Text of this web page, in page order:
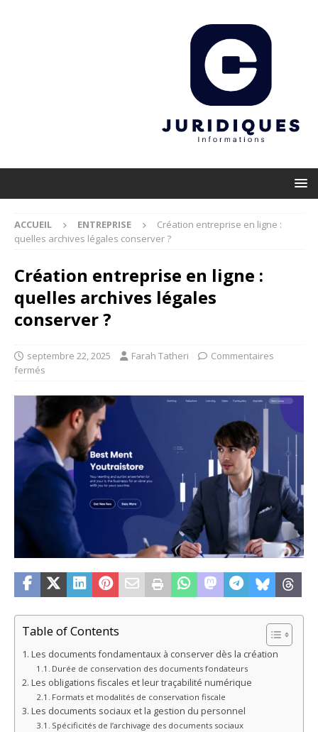
ACCUEIL ENTREPRISE
Création entreprise en ligne :
quelles archives légales conserver ?
Création entreprise en ligne :
quelles archives légales
conserver ?
septembre 22, 2025 Farah Tatheri
Commentaires
fermés
Table of Contents
Les documents fondamentaux à conserver dès la création
Durée de conservation des documents fondateurs
Les obligations fiscales et leur traçabilité numérique
Formats et modalités de conservation fiscale
Les documents sociaux et la gestion du personnel
Spécificités de l’archivage des documents sociaux